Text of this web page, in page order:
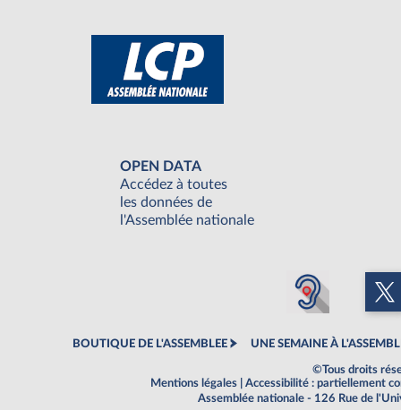
OPEN DATA
Accédez à toutes
les données de
l'Assemblée nationale
BOUTIQUE DE L'ASSEMBLEE UNE SEMAINE À
©Tous droits
Mentions légales
Accessibilité : partiellement
Assemblée nationale - 126 Rue de